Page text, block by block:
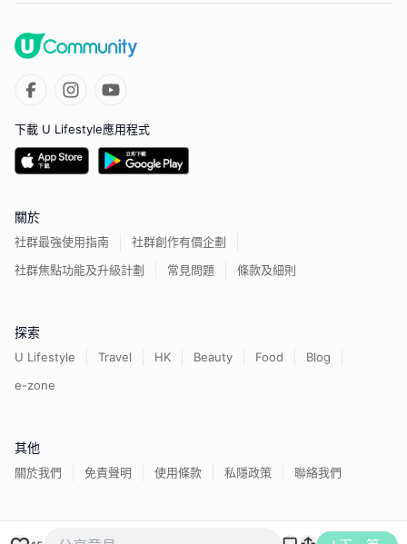
下載 U Lifestyle應用程式
關於
社群最強使用指南
社群創作有價企劃
社群焦點功能及升級計劃
常見問題 條款及細則
探索
U Lifestyle Travel HK Beauty Food
Blog
e-zone
其他
關於我們 免責聲明 使用條款 私隱政策 聯絡我們